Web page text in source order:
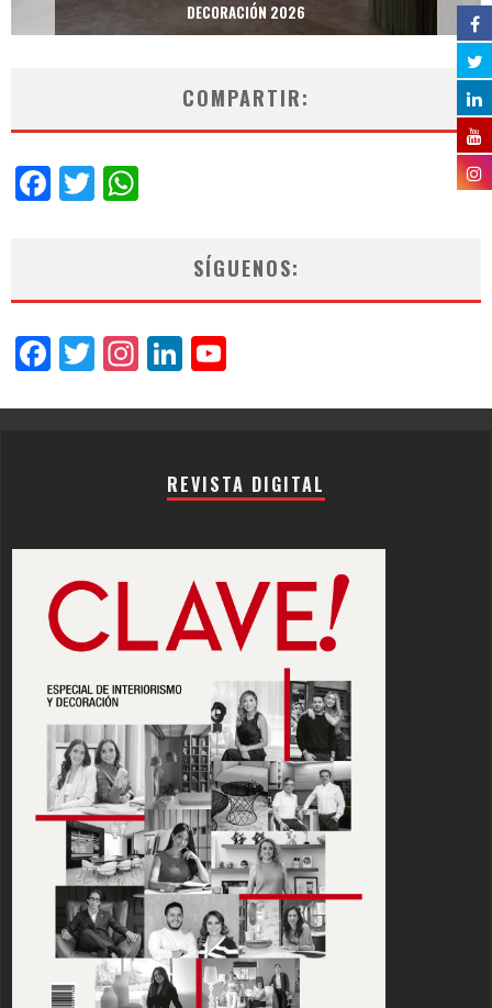
DECORACIÓN 2026
COMPARTIR:
Facebook
Twitter
SÍGUENOS:
Facebook
Twitter
Instagram
LinkedIn
REVISTA DIGITAL